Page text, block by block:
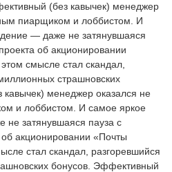
(без кавычек) менеджер
пиарщиком и лоббистом. И
— даже не затянувшаяся
об акционировании
смысле стал скандал,
страшновских
менеджер оказался не
и лоббистом. И самое яркое
затянувшаяся пауза с
об акционировании «Почты
стал скандал, разгоревшийся
бонусов. Эффективный